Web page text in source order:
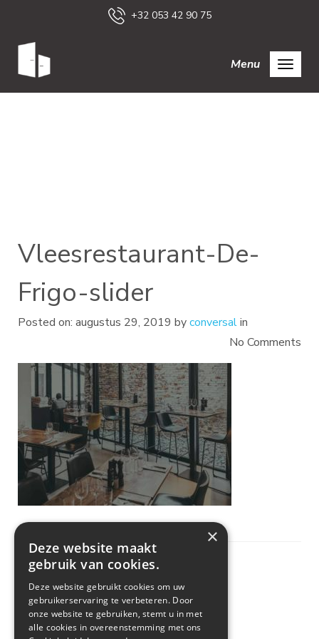
+32 053 42 90 75
Menu
Vleesrestaurant-De-
Frigo-slider
Posted on: augustus 29, 2019 byconversalin
No Comments
×
Deze website maakt
gebruik van cookies.
Deze website gebruikt cookies om uw
gebruikerservaring te verbeteren. Door
onze website te gebruiken, stemt u in met
alle cookies in overeenstemming met ons